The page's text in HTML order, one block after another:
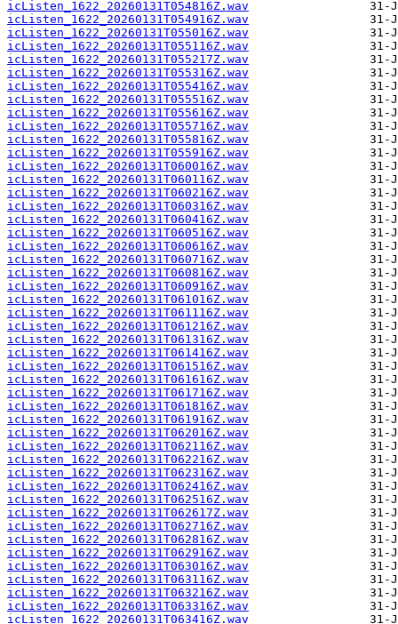
icListen_1622_20260131T054816Z.wav
icListen_1622_20260131T054916Z.wav
icListen_1622_20260131T055016Z.wav
icListen_1622_20260131T055116Z.wav
icListen_1622_20260131T055217Z.wav
icListen_1622_20260131T055316Z.wav
icListen_1622_20260131T055416Z.wav
icListen_1622_20260131T055516Z.wav
icListen_1622_20260131T055616Z.wav
icListen_1622_20260131T055716Z.wav
icListen_1622_20260131T055816Z.wav
icListen_1622_20260131T055916Z.wav
icListen_1622_20260131T060016Z.wav
icListen_1622_20260131T060116Z.wav
icListen_1622_20260131T060216Z.wav
icListen_1622_20260131T060316Z.wav
icListen_1622_20260131T060416Z.wav
icListen_1622_20260131T060516Z.wav
icListen_1622_20260131T060616Z.wav
icListen_1622_20260131T060716Z.wav
icListen_1622_20260131T060816Z.wav
icListen_1622_20260131T060916Z.wav
icListen_1622_20260131T061016Z.wav
icListen_1622_20260131T061116Z.wav
icListen_1622_20260131T061216Z.wav
icListen_1622_20260131T061316Z.wav
icListen_1622_20260131T061416Z.wav
icListen_1622_20260131T061516Z.wav
icListen_1622_20260131T061616Z.wav
icListen_1622_20260131T061716Z.wav
icListen_1622_20260131T061816Z.wav
icListen_1622_20260131T061916Z.wav
icListen_1622_20260131T062016Z.wav
icListen_1622_20260131T062116Z.wav
icListen_1622_20260131T062216Z.wav
icListen_1622_20260131T062316Z.wav
icListen_1622_20260131T062416Z.wav
icListen_1622_20260131T062516Z.wav
icListen_1622_20260131T062617Z.wav
icListen_1622_20260131T062716Z.wav
icListen_1622_20260131T062816Z.wav
icListen_1622_20260131T062916Z.wav
icListen_1622_20260131T063016Z.wav
icListen_1622_20260131T063116Z.wav
icListen_1622_20260131T063216Z.wav
icListen_1622_20260131T063316Z.wav
icListen_1622_20260131T063416Z.wav